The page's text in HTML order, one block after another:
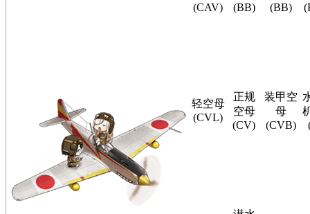
(CAV)
(BB)
(BB)
轻空母
(CVL)
正规
空母
(CV)
装甲空
母
(CVB)